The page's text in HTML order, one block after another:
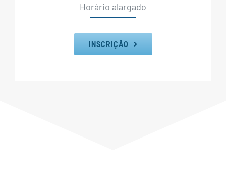
Horário alargado
INSCRIÇÃO